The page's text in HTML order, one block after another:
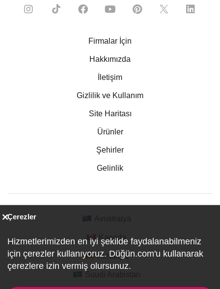
Firmalar İçin
Hakkımızda
İletişim
Gizlilik ve Kullanım
Site Haritası
Ürünler
Şehirler
Gelinlik
Kanada
Almanya
Çerezler
Hizmetlerimizden en iyi şekilde faydalanabilmeniz
için çerezler kullanıyoruz. Düğün.com'u kullanarak
çerezlere izin vermiş olursunuz.